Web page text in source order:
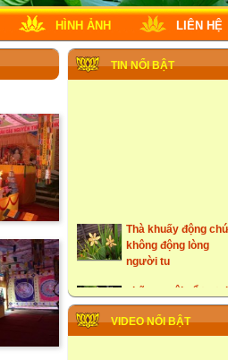
HÌNH ẢNH LIÊN HỆ
TIN NỔI BẬT
Thà khuấy động chứ
không động lòng
người tu
những ngôi cổ tự tại
Hưng Yên
Tây Du Ký Dưới Góc
VIDEO NỔI BẬT